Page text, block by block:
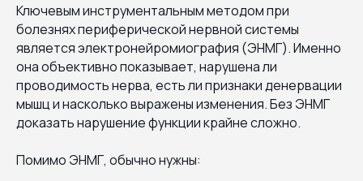
Ключевым инструментальным методом при
болезнях периферической нервной системы
является электронейромиография (ЭНМГ). Именно
она объективно показывает, нарушена ли
проводимость нерва, есть ли признаки денервации
мышц и насколько выражены изменения. Без ЭНМГ
доказать нарушение функции крайне сложно.
Помимо ЭНМГ, обычно нужны: